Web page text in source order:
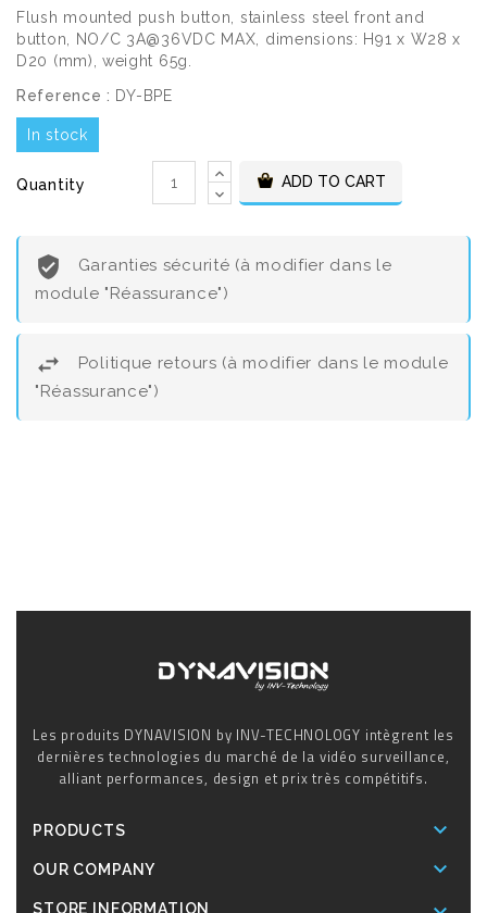
Flush mounted push button, stainless steel front and
button, NO/C 3A@36VDC MAX, dimensions: H91 x W28 x
D20 (mm), weight 65g.
Reference : DY-BPE
In stock
Quantity ADD TO CART
Garanties sécurité (à modifier dans le
module "Réassurance")
Politique retours (à modifier dans le module
"Réassurance")
Les produits DYNAVISION by INV-TECHNOLOGY intègrent les
dernières technologies du marché de la vidéo surveillance,
alliant performances, design et prix très compétitifs.
PRODUCTS 
OUR COMPANY 
STORE INFORMATION